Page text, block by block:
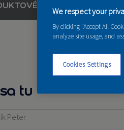
NOVINKY 2026
tu
Peter
We respect your
By clicking “Accept All
analyze site usage, and
Cookies Settings